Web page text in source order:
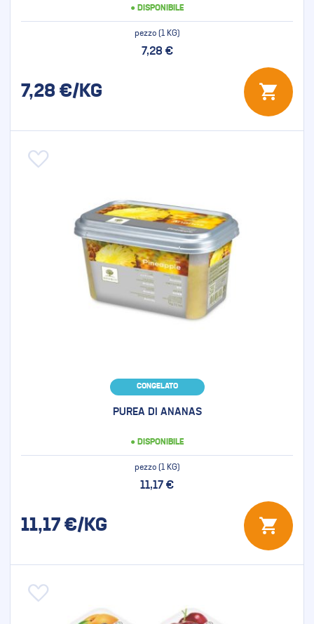
● DISPONIBILE
pezzo (1 KG)
7,28 €
7,28 €/KG
CONGELATO
PUREA DI ANANAS
● DISPONIBILE
pezzo (1 KG)
11,17 €
11,17 €/KG